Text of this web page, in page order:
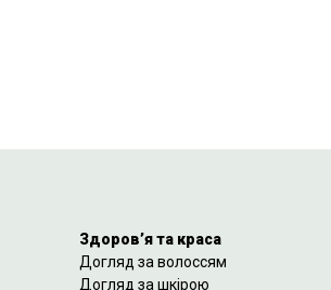
Здоров’я та краса
Догляд за волоссям
Догляд за шкірою